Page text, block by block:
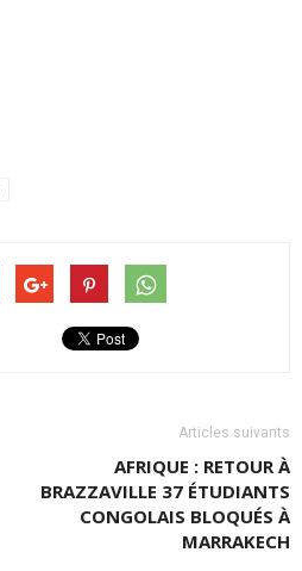
Articles suivants
AFRIQUE : RETOUR À
BRAZZAVILLE 37 ÉTUDIANTS
CONGOLAIS BLOQUÉS À
MARRAKECH